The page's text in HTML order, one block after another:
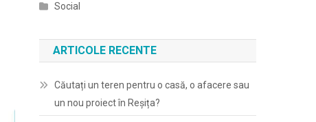
Social
ARTICOLE RECENTE
Căutați un teren pentru o casă, o afacere sau
un nou proiect în Reșița?